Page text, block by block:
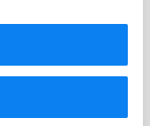
POHLAVNÉ